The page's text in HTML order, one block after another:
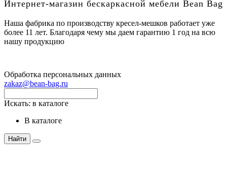
Интернет-магазин бескаркасной мебели Bean Bag
Наша фабрика по производству кресел-мешков работает уже
более 11 лет. Благодаря чему мы даем гарантию 1 год на всю
нашу продукцию
Обработка персональных данных
zakaz@bean-bag.ru
Искать: в каталоге
в каталоге
Найти